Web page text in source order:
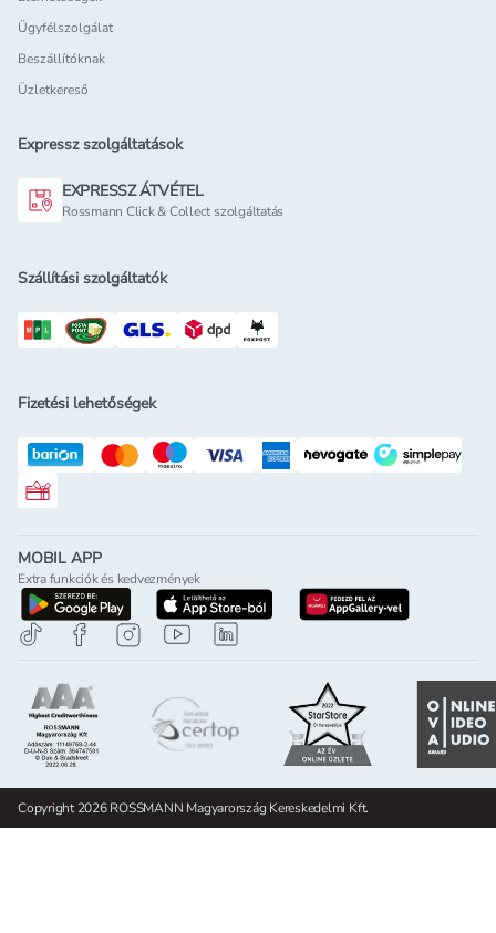
Ügyfélszolgálat
Beszállítóknak
Üzletkereső
Expressz szolgáltatások
EXPRESSZ ÁTVÉTEL
Rossmann Click & Collect szolgáltatás
Szállítási szolgáltatók
Fizetési lehetőségek
Rossmann ajándékkártya
MOBIL APP
Extra funkciók és kedvezmények
letöltés a google-play-rölletöltés az app-store-ból
letöltés
Copyright 2026 ROSSMANN Magyarország Kereskedelmi Kft.